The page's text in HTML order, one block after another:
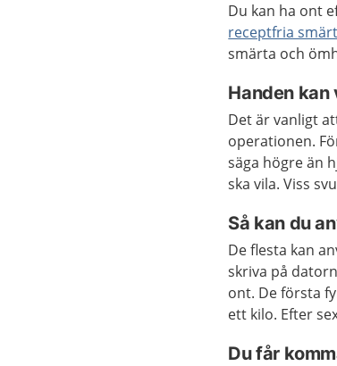
Du kan ha ont
receptfria
smärta och
Handen kan
Det är vanligt
operationen.
säga högre än
ska vila. Viss
Så kan du
De flesta kan
skriva på
ont. De första
ett kilo. Efter
Du får